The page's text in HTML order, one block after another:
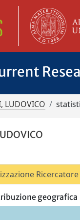
LUDOVICO
Ricercatore
geografica